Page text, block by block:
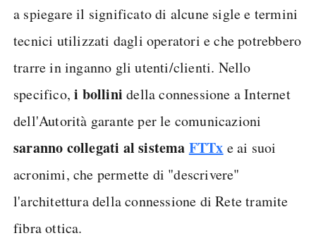
a spiegare il significato di alcune sigle e termini
tecnici utilizzati dagli operatori e che potrebbero
trarre in inganno gli utenti/clienti. Nello
specifico,i bollini della connessione a Internet
dell'Autorità garante per le comunicazioni
saranno collegati al sistema FTTx e ai suoi
acronimi, che permette di "descrivere"
l'architettura della connessione di Rete tramite
fibra ottica.